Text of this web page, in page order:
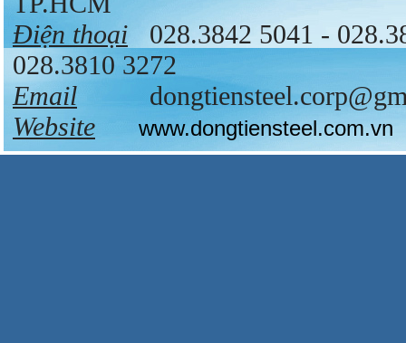
Điện thoại
028.3842 5041 -
028.3810 3272
Email
Website
www.dongtiensteel.com.vn